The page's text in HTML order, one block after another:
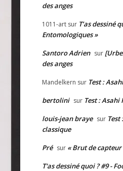
des anges
1011-art sur T’as dessiné
Entomologiques »
Santoro Adrien sur
des anges
Mandelkern sur Test :
bertolini sur Test : Asahi
louis-jean braye sur Test
classique
Pré sur « Brut de
T'as dessiné quoi ? #9 -